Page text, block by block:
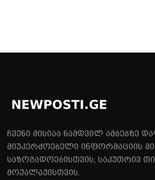
ჩვენი მისიაა ნამდვილ ამბებზე
მიუკერძოებელი ინფორმაციის
საზოგადოებისთვის, საკუთრივ
მოქალაქისთვის.